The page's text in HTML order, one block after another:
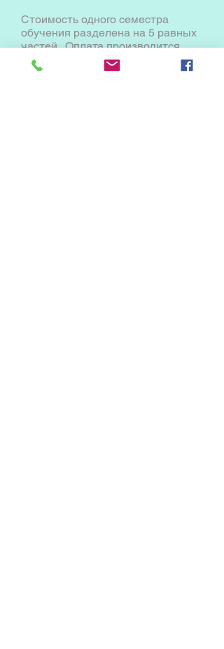
Стоимость одного семестра
обучения разделена на 5 равных
частей . Оплата производится
помесячно.